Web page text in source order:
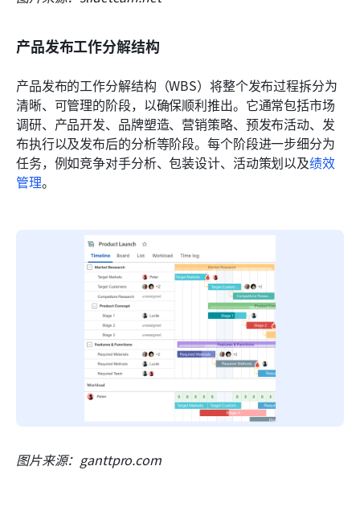
产品发布工作分解结构
产品发布的工作分解结构（WBS）将整个发布过程拆分为
清晰、可管理的阶段，以确保顺利推出。它通常包括市场
调研、产品开发、品牌塑造、营销策略、预发布活动、发
布执行以及发布后的分析等阶段。每个阶段进一步细分为
任务，例如竞争对手分析、包装设计、活动策划以及绩效
管理。
图片来源：ganttpro.com